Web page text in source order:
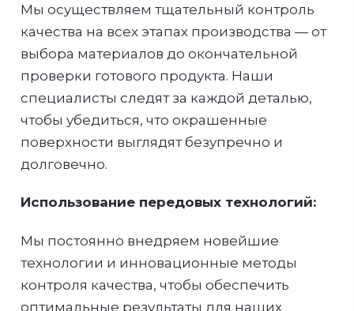
Мы осуществляем тщательный контроль
качества на всех этапах производства — от
выбора материалов до окончательной
проверки готового продукта. Наши
специалисты следят за каждой деталью,
чтобы убедиться, что окрашенные
поверхности выглядят безупречно и
долговечно.
Использование передовых технологий:
Мы постоянно внедряем новейшие
технологии и инновационные методы
контроля качества, чтобы обеспечить
оптимальные результаты для наших